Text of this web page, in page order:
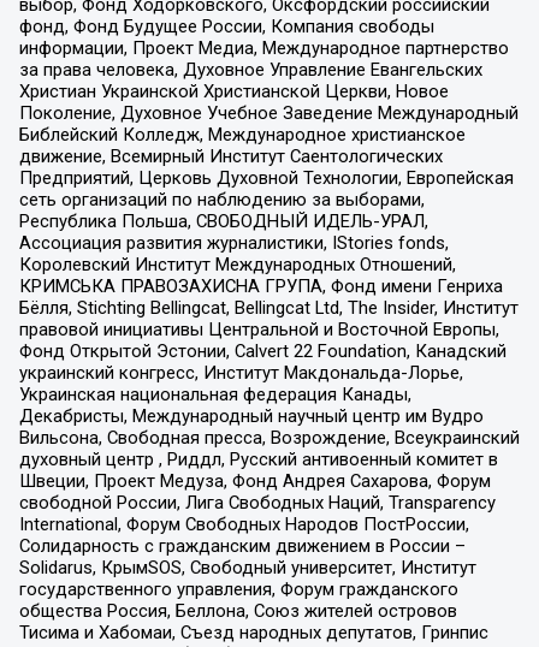
выбор, Фонд Ходорковского, Оксфордский российский
фонд, Фонд Будущее России, Компания свободы
информации, Проект Медиа, Международное партнерство
за права человека, Духовное Управление Евангельских
Христиан Украинской Христианской Церкви, Новое
Поколение, Духовное Учебное Заведение Международный
Библейский Колледж, Международное христианское
движение, Всемирный Институт Саентологических
Предприятий, Церковь Духовной Технологии, Европейская
сеть организаций по наблюдению за выборами,
Республика Польша, СВОБОДНЫЙ ИДЕЛЬ-УРАЛ,
Ассоциация развития журналистики, IStories fonds,
Королевский Институт Международных Отношений,
КРИМСЬКА ПРАВОЗАХИСНА ГРУПА, Фонд имени Генриха
Бёлля, Stichting Bellingcat, Bellingcat Ltd, The Insider, Институт
правовой инициативы Центральной и Восточной Европы,
Фонд Открытой Эстонии, Calvert 22 Foundation, Канадский
украинский конгресс, Институт Макдональда-Лорье,
Украинская национальная федерация Канады,
Декабристы, Международный научный центр им Вудро
Вильсона, Свободная пресса, Возрождение, Всеукраинский
духовный центр , Риддл, Русский антивоенный комитет в
Швеции, Проект Медуза, Фонд Андрея Сахарова, Форум
свободной России, Лига Свободных Наций, Transparеncy
International, Форум Свободных Народов ПостРоссии,
Солидарность с гражданским движением в России –
Solidarus, КрымSOS, Свободный университет, Институт
государственного управления, Форум гражданского
общества Россия, Беллона, Союз жителей островов
Тисима и Хабомаи, Съезд народных депутатов, Гринпис